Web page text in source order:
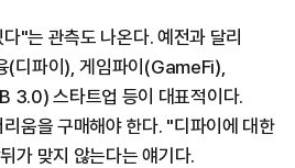
"는 관측도 나온다. 예전과 달리
(디파이), 게임파이(GameFi),
3.0) 스타트업 등이 대표적이다.
움을 구매해야 한다. "디파이에 대한
가 맞지 않는다는 얘기다.